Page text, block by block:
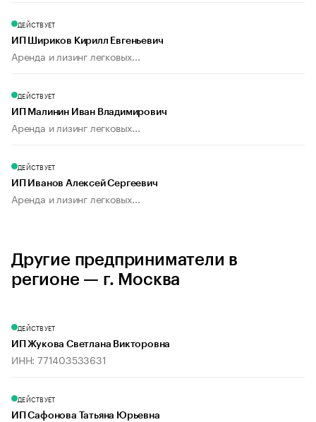
ДЕЙСТВУЕТ
ИП Шириков Кирилл Евгеньевич
Аренда и лизинг легковых...
ДЕЙСТВУЕТ
ИП Малинин Иван Владимирович
Аренда и лизинг легковых...
ДЕЙСТВУЕТ
ИП Иванов Алексей Сергеевич
Аренда и лизинг легковых...
Другие предприниматели в
регионе — г. Москва
ДЕЙСТВУЕТ
ИП Жукова Светлана Викторовна
ИНН: 771403533631
ДЕЙСТВУЕТ
ИП Сафонова Татьяна Юрьевна